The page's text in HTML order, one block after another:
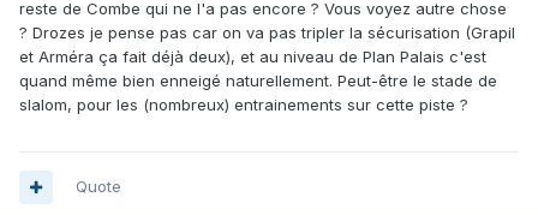
reste de Combe qui ne l'a pas encore ? Vous voyez autre chose
? Drozes je pense pas car on va pas tripler la sécurisation (Grapil
et Arméra ça fait déjà deux), et au niveau de Plan Palais c'est
quand même bien enneigé naturellement. Peut-être le stade de
slalom, pour les (nombreux) entrainements sur cette piste ?
Quote